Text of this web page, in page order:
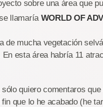
sobre una área que
llamaría WORLD OF
de mucha vegetación
En esta área habría 11
quiero comentaros
que lo he acabado (he